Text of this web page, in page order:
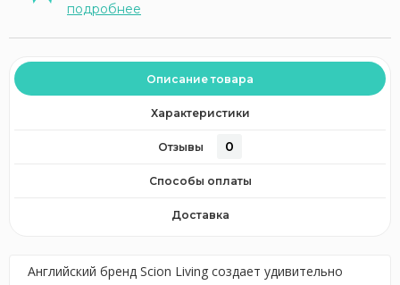
подробнее
Описание товара
Характеристики
Отзывы 0
Способы оплаты
Доставка
Английский бренд Scion Living создает удивительно